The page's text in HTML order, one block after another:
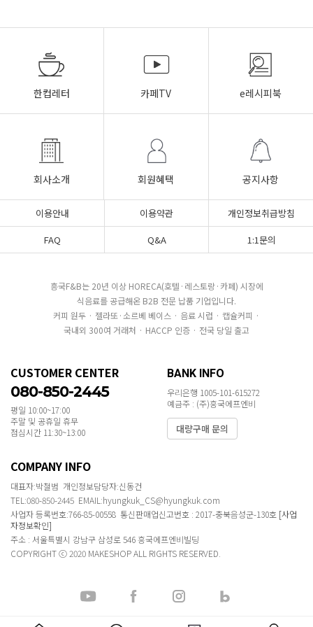
한컵레터 카페TV e레시피북
회사소개 회원혜택 공지사항
이용안내 이용약관
개인정보취급방침
FAQ
Q&A 1:1문의
흥국F&B는 20년 이상 HORECA(호텔·레스토랑·카페) 시장에
식음료를 공급해온 B2B 전문 납품 기업입니다.
커피 원두 · 젤라또·소르베 베이스 · 음료 시럽 · 캡슐커피 ·
국내외 300여 거래처 · HACCP 인증 · 전국 당일 출고
CUSTOMER CENTER
080-850-2445
평일 10:00~17:00
주말 및 공휴일 휴무
점심시간 11:30~13:00
BANK INFO
우리은행 1005-101-615272
예금주 : (주)흥국에프엔비
대량구매 문의
COMPANY INFO
대표자:박철범 개인정보담당자:신동건
TEL:080-850-2445 EMAIL:hyungkuk_CS@hyungkuk.com
사업자 등록번호:766-85-00558 통신판매업신고번호 : 2017-충북음성군-130호 [사업
자정보확인]
주소 : 서울특별시 강남구 삼성로 546 흥국에프엔비빌딩
COPYRIGHT ⓒ 2020 MAKESHOP ALL RIGHTS RESERVED.